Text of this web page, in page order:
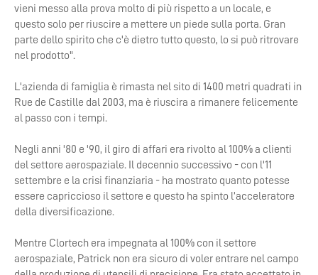
vieni messo alla prova molto di più rispetto a un locale, e
questo solo per riuscire a mettere un piede sulla porta. Gran
parte dello spirito che c'è dietro tutto questo, lo si può ritrovare
nel prodotto".
L'azienda di famiglia è rimasta nel sito di 1400 metri quadrati in
Rue de Castille dal 2003, ma è riuscira a rimanere felicemente
al passo con i tempi.
Negli anni '80 e '90, il giro di affari era rivolto al 100% a clienti
del settore aerospaziale. Il decennio successivo - con l'11
settembre e la crisi finanziaria - ha mostrato quanto potesse
essere capriccioso il settore e questo ha spinto l’acceleratore
della diversificazione.
Mentre Clortech era impegnata al 100% con il settore
aerospaziale, Patrick non era sicuro di voler entrare nel campo